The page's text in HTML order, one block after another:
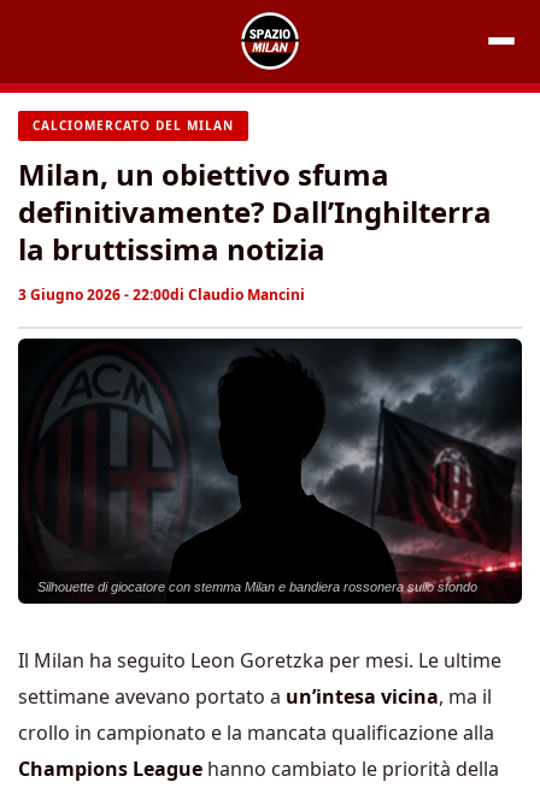
contenuto
CALCIOMERCATO DEL MILAN
Milan, un obiettivo sfuma
definitivamente? Dall’Inghilterra
la bruttissima notizia
3 Giugno 2026 - 22:00di Claudio Mancini
Silhouette di giocatore con stemma Milan e bandiera rossonera sullo sfondo
Il Milan ha seguito Leon Goretzka per mesi. Le ultime
settimane avevano portato a un’intesa vicina, ma il
crollo in campionato e la mancata qualificazione alla
Champions League hanno cambiato le priorità della